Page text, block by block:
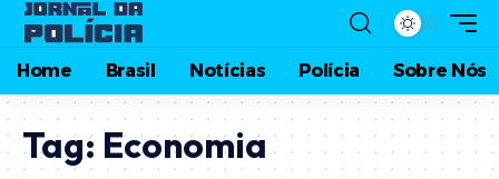
Home Brasil Notícias Polícia Sobre Nós
Tag: Economia